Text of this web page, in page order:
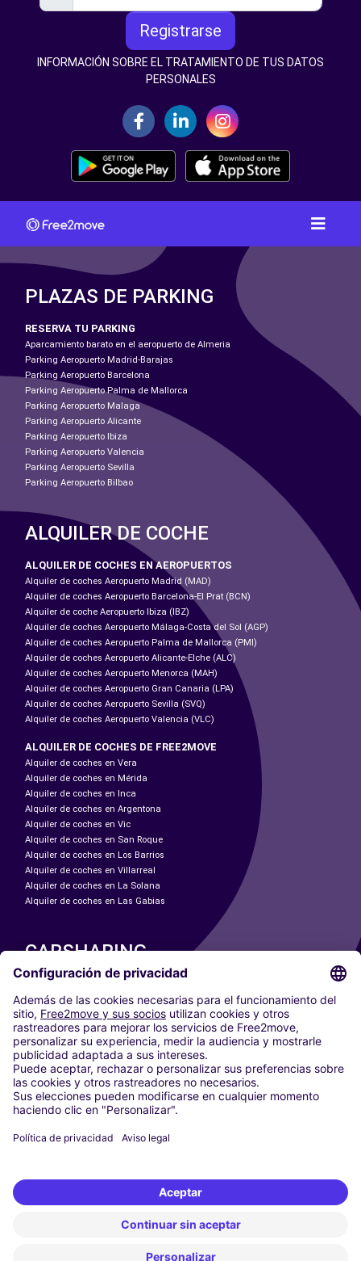
Registrarse
INFORMACIÓN SOBRE EL TRATAMIENTO DE TUS DATOS
PERSONALES
PLAZAS DE PARKING
RESERVA TU PARKING
Aparcamiento barato en el aeropuerto de Almeria
Parking Aeropuerto Madrid-Barajas
Parking Aeropuerto Barcelona
Parking Aeropuerto Palma de Mallorca
Parking Aeropuerto Malaga
Parking Aeropuerto Alicante
Parking Aeropuerto Ibiza
Parking Aeropuerto Valencia
Parking Aeropuerto Sevilla
Parking Aeropuerto Bilbao
ALQUILER DE COCHE
ALQUILER DE COCHES EN AEROPUERTOS
Alquiler de coches Aeropuerto Madrid (MAD)
Alquiler de coches Aeropuerto Barcelona-El Prat (BCN)
Alquiler de coche Aeropuerto Ibiza (IBZ)
Alquiler de coches Aeropuerto Málaga-Costa del Sol (AGP)
Alquiler de coches Aeropuerto Palma de Mallorca (PMI)
Alquiler de coches Aeropuerto Alicante-Elche (ALC)
Alquiler de coches Aeropuerto Menorca (MAH)
Alquiler de coches Aeropuerto Gran Canaria (LPA)
Alquiler de coches Aeropuerto Sevilla (SVQ)
Alquiler de coches Aeropuerto Valencia (VLC)
ALQUILER DE COCHES DE FREE2MOVE
Alquiler de coches en Vera
Alquiler de coches en Mérida
Alquiler de coches en Inca
Alquiler de coches en Argentona
Alquiler de coches en Vic
Alquiler de coches en San Roque
Alquiler de coches en Los Barrios
Alquiler de coches en Villarreal
Alquiler de coches en La Solana
Alquiler de coches en Las Gabias
CARSHARING
NUESTRAS CIUDADES
Paris
Madrid
Washington DC
Milán
Roma
Turín
Viena
Berlín
Düsseldorf